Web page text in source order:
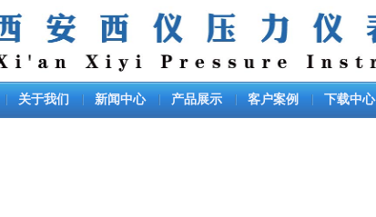
关于我们 新闻中心 产品展示 客户案例 下载中心